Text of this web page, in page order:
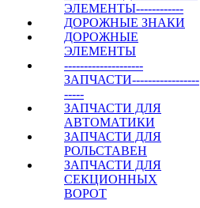
ЭЛЕМЕНТЫ------------
ДОРОЖНЫЕ ЗНАКИ
ДОРОЖНЫЕ
ЭЛЕМЕНТЫ
--------------------
ЗАПЧАСТИ-----------------
-----
ЗАПЧАСТИ ДЛЯ
АВТОМАТИКИ
ЗАПЧАСТИ ДЛЯ
РОЛЬСТАВЕН
ЗАПЧАСТИ ДЛЯ
СЕКЦИОННЫХ
ВОРОТ